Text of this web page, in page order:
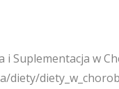
i Suplementacja w
diety/